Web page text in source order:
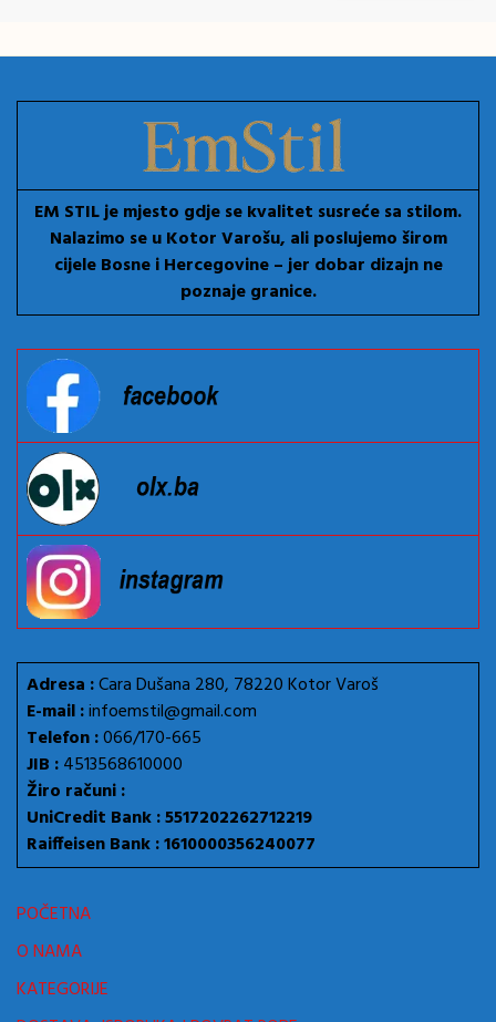
EM STIL je mjesto gdje se kvalitet susreće sa stilom.
Nalazimo se u Kotor Varošu, ali poslujemo širom
cijele Bosne i Hercegovine – jer dobar dizajn ne
poznaje granice.
Adresa :Cara Dušana 280, 78220 Kotor Varoš
E-mail :infoemstil@gmail.com
Telefon :066/170-665
JIB :4513568610000
Žiro računi :
UniCredit Bank : 5517202262712219
Raiffeisen Bank : 1610000356240077
POČETNA
O NAMA
KATEGORIJE